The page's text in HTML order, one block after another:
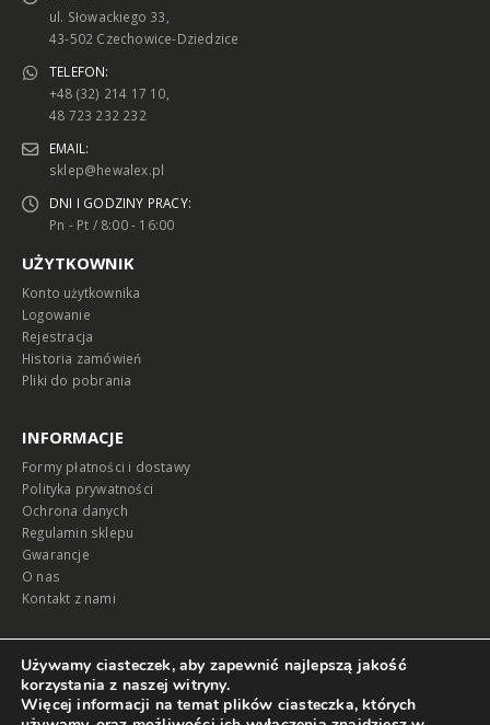
ul. Słowackiego 33,
43-502 Czechowice-Dziedzice
TELEFON:
+48 (32) 214 17 10,
48 723 232 232
EMAIL:
sklep@hewalex.pl
DNI I GODZINY PRACY:
Pn - Pt / 8:00 - 16:00
UŻYTKOWNIK
Konto użytkownika
Logowanie
Rejestracja
Historia zamówień
Pliki do pobrania
INFORMACJE
Formy płatności i dostawy
Polityka prywatności
Ochrona danych
Regulamin sklepu
Gwarancje
O nas
Kontakt z nami
MAPA
Używamy ciasteczek, aby zapewnić najlepszą jakość
korzystania z naszej witryny.
Więcej informacji na temat plików ciasteczka, których